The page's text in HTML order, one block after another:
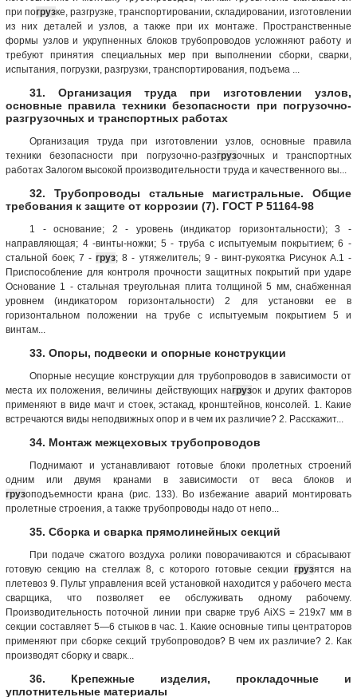
при погрузке, разгрузке, транспортировании, складировании, изготовлении
из них деталей и узлов, а также при их монтаже. Пространственные
формы узлов и укрупненных блоков трубопроводов усложняют работу и
требуют принятия специальных мер при выполнении сборки, сварки,
испытания, погрузки, разгрузки, транспортирования, подъема ...
31. Организация труда при изготовлении узлов,
основные правила техники безопасности при погрузочно-
разгрузочных и транспортных работах
Организация труда при изготовлении узлов, основные правила
техники безопасности при погрузочно-разгрузочных и транспортных
работах Залогом высокой производительности труда и качественного вы...
32. Трубопроводы стальные магистральные. Общие
требования к защите от коррозии (7). ГОСТ Р 51164-98
1 - основание; 2 - уровень (индикатор горизонтальности); 3 -
направляющая; 4 -винты-ножки; 5 - труба с испытуемым покрытием; 6 -
стальной боек; 7 -груз; 8 - утяжелитель; 9 - винт-рукоятка Рисунок А.1 -
Приспособление для контроля прочности защитных покрытий при ударе
Основание 1 - стальная треугольная плита толщиной 5 мм, снабженная
уровнем (индикатором горизонтальности) 2 для установки ее в
горизонтальном положении на трубе с испытуемым покрытием 5 и
винтам...
33. Опоры, подвески и опорные конструкции
Опорные несущие конструкции для трубопроводов в зависимости от
места их положения, величины действующих нагрузок и других факторов
применяют в виде мачт и стоек, эстакад, кронштейнов, консолей. 1. Какие
встречаются виды неподвижных опор и в чем их различие? 2. Расскажит...
34. Монтаж межцеховых трубопроводов
Поднимают и устанавливают готовые блоки пролетных строений
одним или двумя кранами в зависимости от веса блоков и
грузоподъемности крана (рис. 133). Во избежание аварий монтировать
пролетные строения, а также трубопроводы надо от непо...
35. Сборка и сварка прямолинейных секций
При подаче сжатого воздуха ролики поворачиваются и сбрасывают
готовую секцию на стеллаж 8, с которого готовые секции грузятся на
плетевоз 9. Пульт управления всей установкой находится у рабочего места
сварщика, что позволяет ее обслуживать одному рабочему.
Производительность поточной линии при сварке труб AiXS = 219x7 мм в
секции составляет 5—6 стыков в час. 1. Какие основные типы центраторов
применяют при сборке секций трубопроводов? В чем их различие? 2. Как
производят сборку и сварк...
36. Крепежные изделия, прокладочные и
уплотнительные материалы